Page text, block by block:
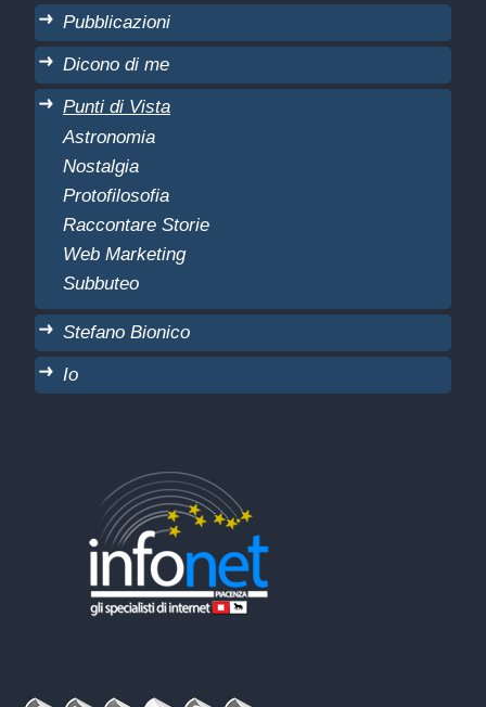
Pubblicazioni
Dicono di me
Punti di Vista
Astronomia
Nostalgia
Protofilosofia
Raccontare Storie
Web Marketing
Subbuteo
Stefano Bionico
Io